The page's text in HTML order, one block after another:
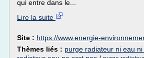
qui entre dans le...
Lire la suite
Site : https://www.energie-
Thèmes liés : purge radiateur ni eau ni